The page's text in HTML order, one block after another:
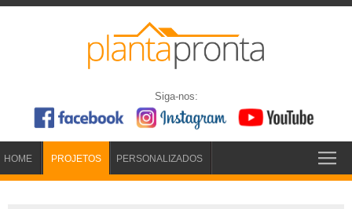
Siga-nos:
HOME PROJETOS PERSONALIZADOS